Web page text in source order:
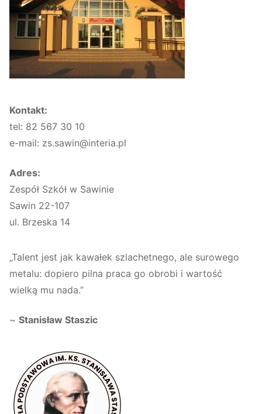
Kontakt:
tel: 82 567 30 10
e-mail: zs.sawin@interia.pl
Adres:
Zespół Szkół w Sawinie
Sawin 22-107
ul. Brzeska 14
„Talent jest jak kawałek szlachetnego, ale surowego
metalu: dopiero pilna praca go obrobi i wartość
wielką mu nada.”
~ Stanisław Staszic